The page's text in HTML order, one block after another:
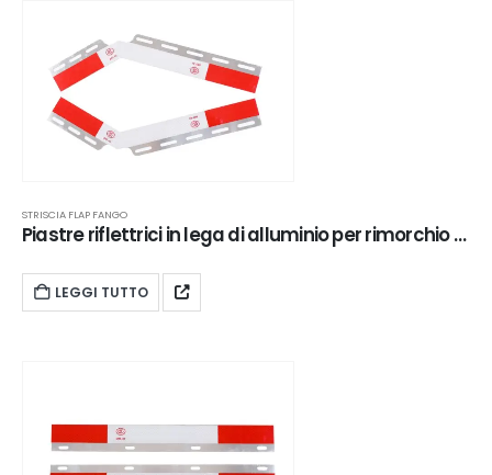
STRISCIA FLAP FANGO
Piastre riflettrici in lega di alluminio per rimorchio | XKJ-MFS-Q24AL
LEGGI TUTTO